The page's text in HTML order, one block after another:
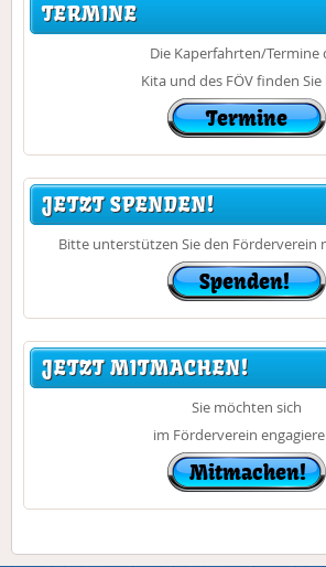
TERMINE
Die Kaperfahrten/Termine
Kita und des FÖV finden Sie
JETZT SPENDEN!
Bitte unterstützen Sie den Förderverein
JETZT MITMACHEN!
Sie möchten sich
im Förderverein